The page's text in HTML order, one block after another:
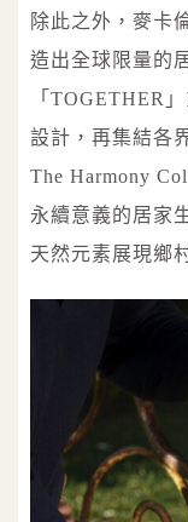
除此之外，麥卡
造出全球限量
「TOGETHER
設計，再集結各
The Harmony
永續意義的居家
天然元素展現鄉